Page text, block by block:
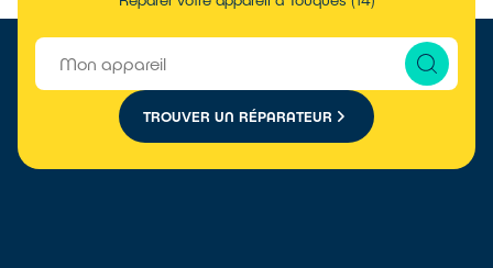
TROUVER UN RÉPARATEUR